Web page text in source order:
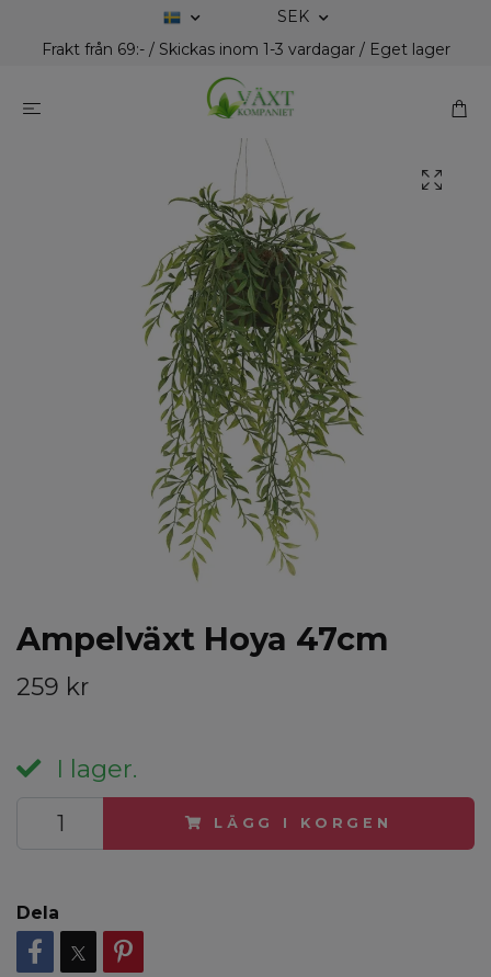
SEK
Frakt från 69:- / Skickas inom 1-3 vardagar / Eget lager
Ampelväxt Hoya 47cm
259 kr
I lager.
LÄGG I KORGEN
Dela